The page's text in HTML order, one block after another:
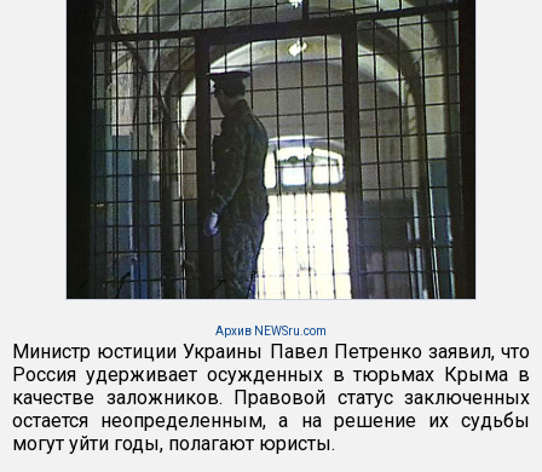
Архив NEWSru.com
Министр юстиции Украины Павел Петренко заявил, что
Россия удерживает осужденных в тюрьмах Крыма в
качестве заложников. Правовой статус заключенных
остается неопределенным, а на решение их судьбы
могут уйти годы, полагают юристы.